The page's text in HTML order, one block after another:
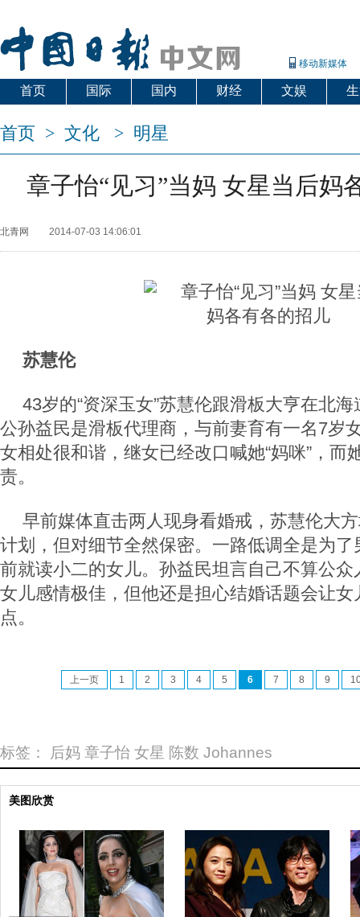
移动新媒体
首页 国际 国内 财经 文娱
首页 > 文化 > 明星
章子怡“见习”当妈 女星当后妈
北青网 2014-07-03 14:06:01
苏慧伦
43岁的“资深玉女”苏慧伦跟滑板大亨在北
公孙益民是滑板代理商，与前妻育有一名7岁
女相处很和谐，继女已经改口喊她“妈咪”，而
责。
早前媒体直击两人现身看婚戒，苏慧伦大
计划，但对细节全然保密。一路低调全是为
前就读小二的女儿。孙益民坦言自己不算公
女儿感情极佳，但他还是担心结婚话题会让
点。
上一页 1 2 3 4 5 6 7 8 9
标签： 后妈 章子怡 女星 陈数 Johannes
美图欣赏